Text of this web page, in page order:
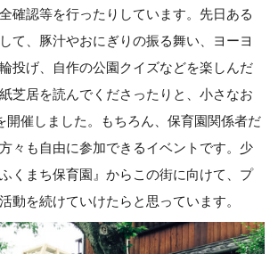
確認等を行ったりしています。先日ある
て、豚汁やおにぎりの振る舞い、ヨーヨ
投げ、自作の公園クイズなどを楽しんだ
芝居を読んでくださったりと、小さなお
開催しました。もちろん、保育園関係者だ
々も自由に参加できるイベントです。少
くまち保育園』からこの街に向けて、プ
動を続けていけたらと思っています。